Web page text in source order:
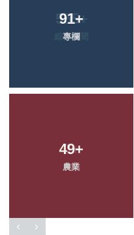
91+
專欄
49+
農業